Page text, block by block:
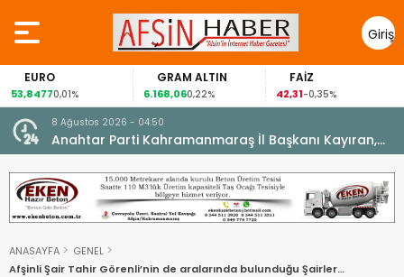
Giriş
Yap
0,01%
GRAM ALTIN
6.168,060,22%
FAİZ
-0,35%
8 Ağustos 2026 - 04:50
Anahtar Parti Kahramanmaraş İl Başkanı Kayıran,
Afşin Teşkilatı ile buluştu.
ANASAYFA
GENEL
Afşinli Şair Tahir Görenli’nin de aralarında bulunduğu Şairler